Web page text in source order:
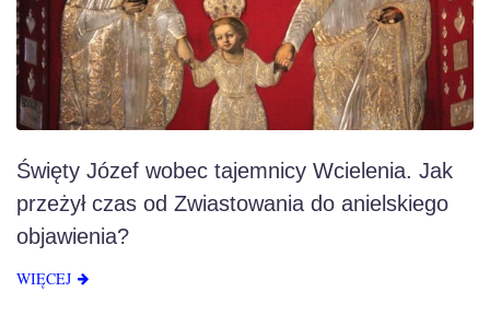
Święty Józef wobec tajemnicy Wcielenia. Jak
przeżył czas od Zwiastowania do anielskiego
objawienia?
WIĘCEJ